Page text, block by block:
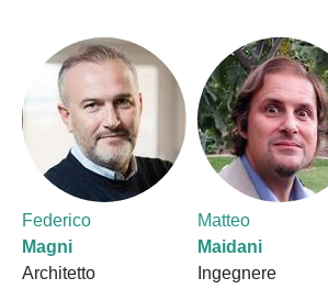
Federico
Magni
Architetto
Matteo
Maidani
Ingegnere